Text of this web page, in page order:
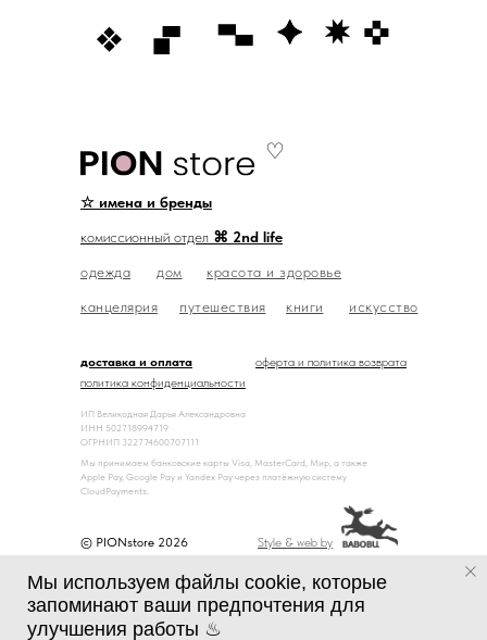
Мы используем файлы cookie, которые
запоминают ваши предпочтения для
улучшения работы ♨
♡
© PIONstore 2026
комиссионный отдел ⌘ 2nd life
доставка и оплата оферта и политика возврата
Style & web by
ИП Великодная Дарья Александровна
ИНН 502718994719
ОГРНИП 322774600707111
Мы принимаем банковские карты Visa, MasterCard, Мир, а также
Apple Pay, Google Pay и Yandex Pay через платёжную систему
CloudPayments.
политика конфиденциальности
☆ имена и бренды
одежда
красота и здоровье
канцелярия
дом
искусство
книги
путешествия